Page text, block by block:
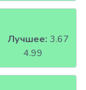
4.99
Лучшее: 3.67